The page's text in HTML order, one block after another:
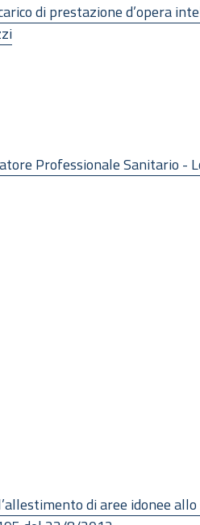
di prestazione d’opera
Professionale Sanitario -
di aree idonee